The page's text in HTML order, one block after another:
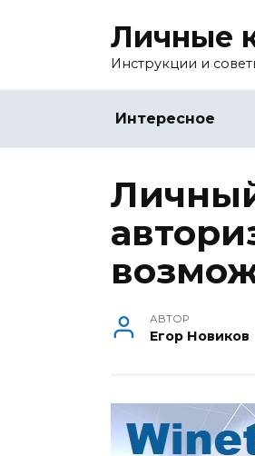
Личные
Инструкции и
Интересное
АВТОР
Егор Новиков